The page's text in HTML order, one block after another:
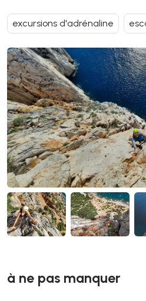
excursions d'adrénaline
à ne pas manquer